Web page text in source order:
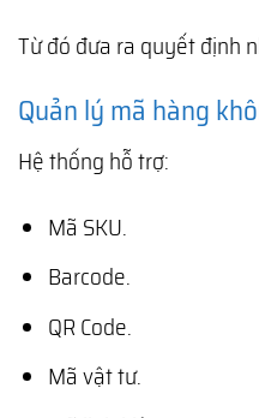
Từ đó đưa ra quyết định
Quản lý mã hàng
Hệ thống hỗ trợ:
Mã SKU.
Barcode.
QR Code.
Mã vật tư.